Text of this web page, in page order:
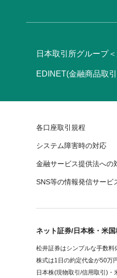
日本取引所グループ
EDINET(金融商品取
各口座取引規程
システム障害時の対応
金融サービス提供法への
SNS等の情報発信サービ
ネット証券/日本株・米
松井証券はシンプルな手数料
株式は1日の約定代金が50万
日本株(現物取引/信用取引)